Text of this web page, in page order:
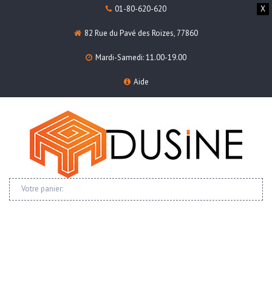
X
01-80-620-620
82 Rue du Pavé des Roizes, 77860
Mardi-Samedi: 11.00-19.00
Aide
Votre panier: